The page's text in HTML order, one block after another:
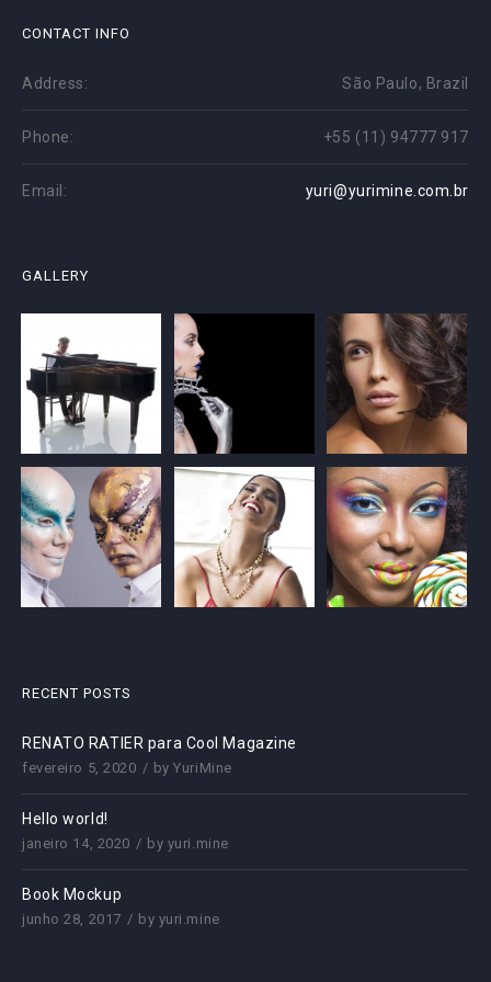
CONTACT INFO
Address: São Paulo, Brazil
Phone: +55 (11) 94777 917
Email: yuri@yurimine.com.br
GALLERY
RECENT POSTS
RENATO RATIER para Cool Magazine
fevereiro 5, 2020 byYuriMine
Hello world!
janeiro 14, 2020 by yuri.mine
Book Mockup
junho 28, 2017 by yuri.mine